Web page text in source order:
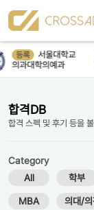
등록
서울대학교
의과대학의예과
합격DB
합격 스펙 및 후기 등을
Category
All
학부
MBA 의대/의